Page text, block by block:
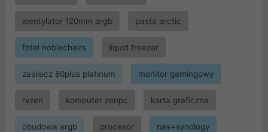
wentylator 120mm argb pasta arctic
fotel noblechairs liquid freezer
zasilacz 80plus platinum monitor gamingowy
ryzen komputer zenpc karta graficzna
obudowa argb procesor nas+synology